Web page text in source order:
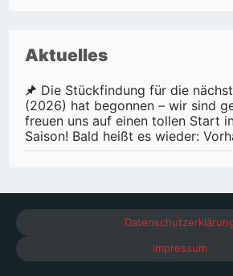
Aktuelles
Die Stückfindung für die
(2026) hat begonnen – wir sind
freuen uns auf einen tollen Start
Saison! Bald heißt es wieder:
Impressum